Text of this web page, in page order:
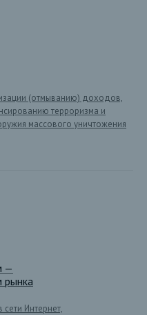
(отмыванию) доходов,
терроризма и
массового уничтожения
—
рынка
Интернет,